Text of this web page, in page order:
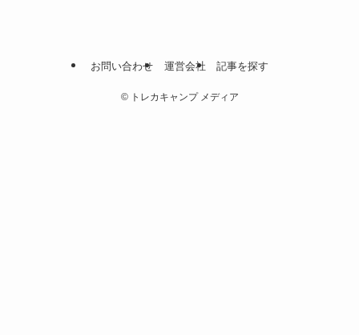
お問い合わせ 運営会社 記事を探す
©トレカキャンプ メディア